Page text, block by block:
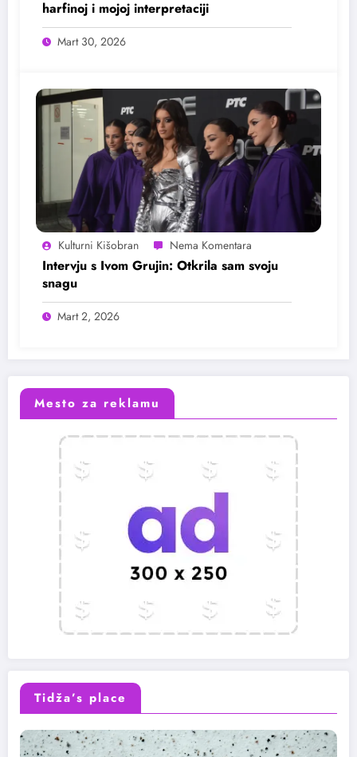
harfinoj i mojoj interpretaciji
Mart 30, 2026
Kulturni Kišobran
Intervju s Ivom Grujin: Otkrila sam svoju
snagu
Mart 2, 2026
Mesto za reklamu
Tidža’s place